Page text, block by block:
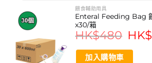
配件: 滾軸夾
更換頻率: 建議每24小時更換
儲存條件: 陰涼乾爽處，避免陽光直射
餵食輔助用具
Enteral Feeding Bag
x30/箱
HK$480
price
HK$
加入購物車